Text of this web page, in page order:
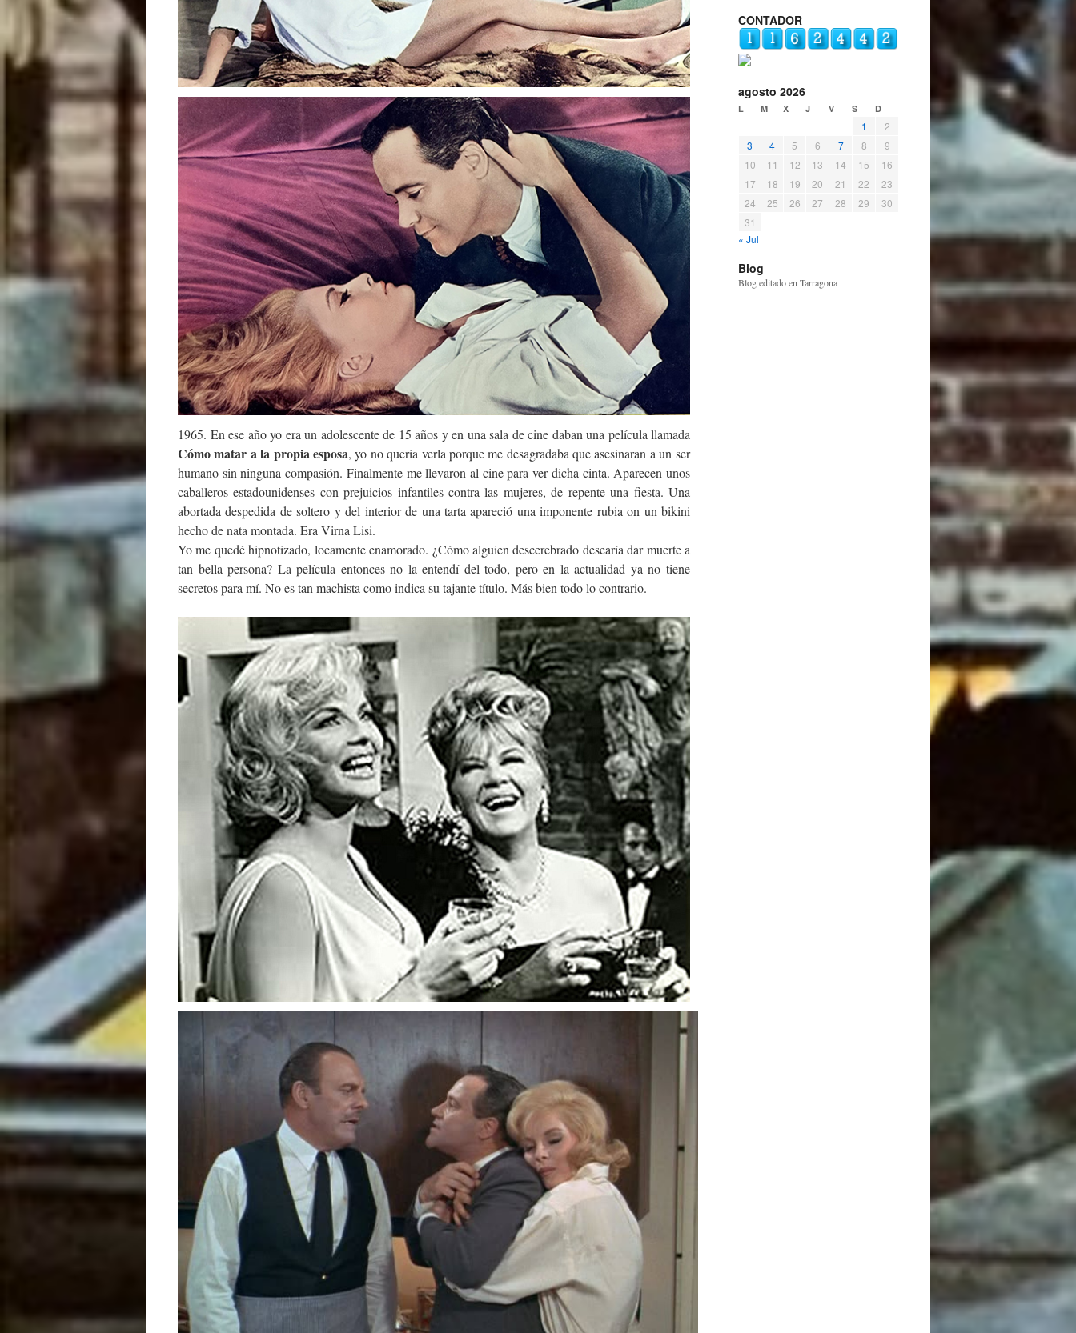
1965. En ese año yo era un adolescente de 15 años y en una sala de cine daban una película llamada
Cómo matar a la propia esposa, yo no quería verla porque me desagradaba que asesinaran a un ser
humano sin ninguna compasión. Finalmente me llevaron al cine para ver dicha cinta. Aparecen unos
caballeros estadounidenses con prejuicios infantiles contra las mujeres, de repente una fiesta. Una
abortada despedida de soltero y del interior de una tarta apareció una imponente rubia on un bikini
hecho de nata montada. Era Virna Lisi.
Yo me quedé hipnotizado, locamente enamorado. ¿Cómo alguien descerebrado desearía dar muerte a
tan bella persona? La película entonces no la entendí del todo, pero en la actualidad ya no tiene
secretos para mí. No es tan machista como indica su tajante título. Más bien todo lo contrario.
CONTADOR
agosto 2026
L M X J V S D
1
2
3
4 5 6 7 8
9
10
11 12 13 14 15
16
17
18 19 20 21 22
23
24
25 26 27 28 29
30
31
« Jul
Blog
Blog editado en Tarragona